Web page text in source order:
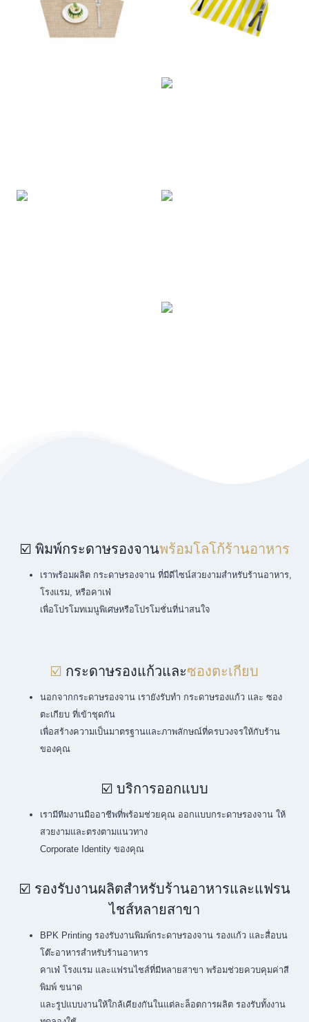
☑️ พิมพ์กระดาษรองจานพร้อมโลโก้ร้านอาหาร
เราพร้อมผลิต กระดาษรองจาน ที่มีดีไซน์สวยงามสำหรับร้านอาหาร,
โรงแรม, หรือคาเฟ่
เพื่อโปรโมทเมนูพิเศษหรือโปรโมชั่นที่น่าสนใจ
☑️ กระดาษรองแก้วและซองตะเกียบ
นอกจากกระดาษรองจาน เรายังรับทำ กระดาษรองแก้ว และ ซอง
ตะเกียบ ที่เข้าชุดกัน
เพื่อสร้างความเป็นมาตรฐานและภาพลักษณ์ที่ครบวงจรให้กับร้าน
ของคุณ
☑️ บริการออกแบบ
เรามีทีมงานมืออาชีพที่พร้อมช่วยคุณ ออกแบบกระดาษรองจาน ให้
สวยงามและตรงตามแนวทาง
Corporate Identity ของคุณ
☑️ รองรับงานผลิตสำหรับร้านอาหารและแฟรน
ไชส์หลายสาขา
BPK Printing รองรับงานพิมพ์กระดาษรองจาน รองแก้ว และสื่อบน
โต๊ะอาหารสำหรับร้านอาหาร
คาเฟ่ โรงแรม และแฟรนไชส์ที่มีหลายสาขา พร้อมช่วยควบคุมค่าสี
พิมพ์ ขนาด
และรูปแบบงานให้ใกล้เคียงกันในแต่ละล็อตการผลิต รองรับทั้งงาน